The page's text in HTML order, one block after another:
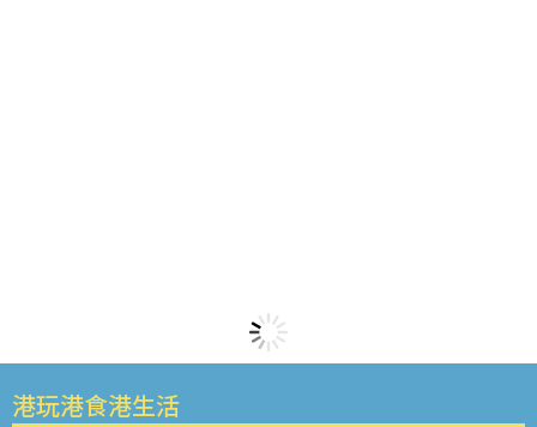
港玩港食港生活